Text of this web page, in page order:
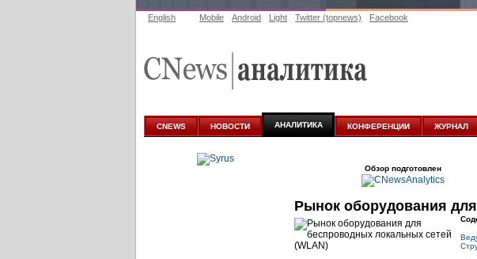
аналитике
English Mobile Android Light Twitter (topnews) Facebook
CNEWS НОВОСТИ АНАЛИТИКА КОНФЕРЕНЦИИ ЖУРНАЛ
Обзор подготовлен
Рынок оборудования